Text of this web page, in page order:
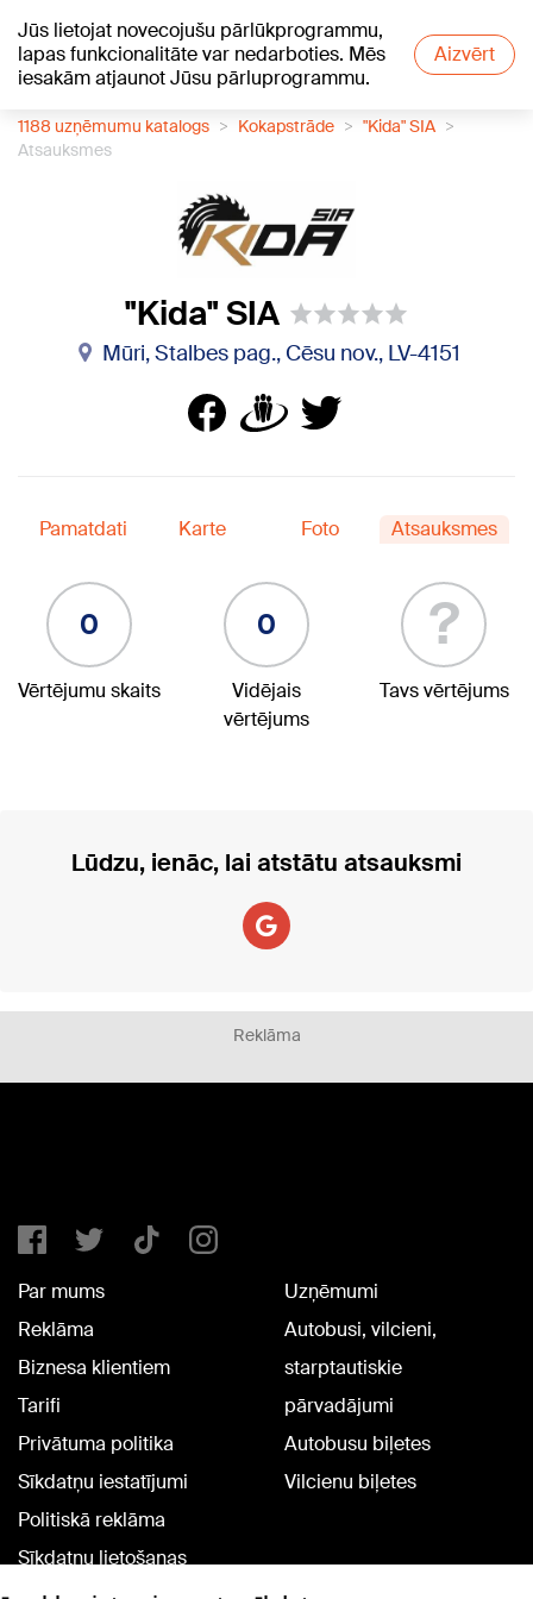
Jūs lietojat novecojušu pārlūkprogrammu,
lapas funkcionalitāte var nedarboties. Mēs
iesakām atjaunot Jūsu pārluprogrammu.
Aizvērt
+21°C
1188 uzņēmumu katalogs Kokapstrāde
"Kida" SIA
Atsauksmes
"Kida" SIA
Mūri, Stalbes pag., Cēsu nov., LV-4151
Pamatdati Karte Foto Atsauksmes
0
Vērtējumu skaits
0
Vidējais
vērtējums
?
Tavs vērtējums
Lūdzu, ienāc, lai atstātu atsauksmi
Reklāma
Par mums
Reklāma
Biznesa klientiem
Tarifi
Privātuma politika
Sīkdatņu iestatījumi
Politiskā reklāma
Sīkdatņu lietošanas
Uzņēmumi
Autobusi, vilcieni,
starptautiskie
pārvadājumi
Autobusu biļetes
Vilcienu biļetes